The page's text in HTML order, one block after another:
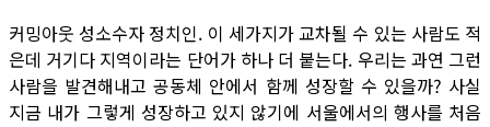
커밍아웃 성소수자 정치인. 이 세가지가 교차될 수 있는 사람도 적
은데 거기다 지역이라는 단어가 하나 더 붙는다. 우리는 과연 그런
사람을 발견해내고 공동체 안에서 함께 성장할 수 있을까? 사실
지금 내가 그렇게 성장하고 있지 않기에 서울에서의 행사를 처음